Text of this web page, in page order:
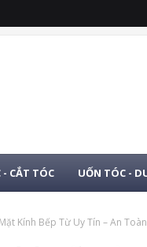
- CẮT TÓC UỐN TÓC -
Kính Bếp Từ Uy Tín – An